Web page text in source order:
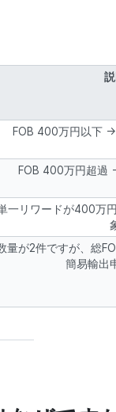
FOB 400万円以下
FOB 400万円超過
一リワードが400万
量が2件ですが、総
簡易輸出